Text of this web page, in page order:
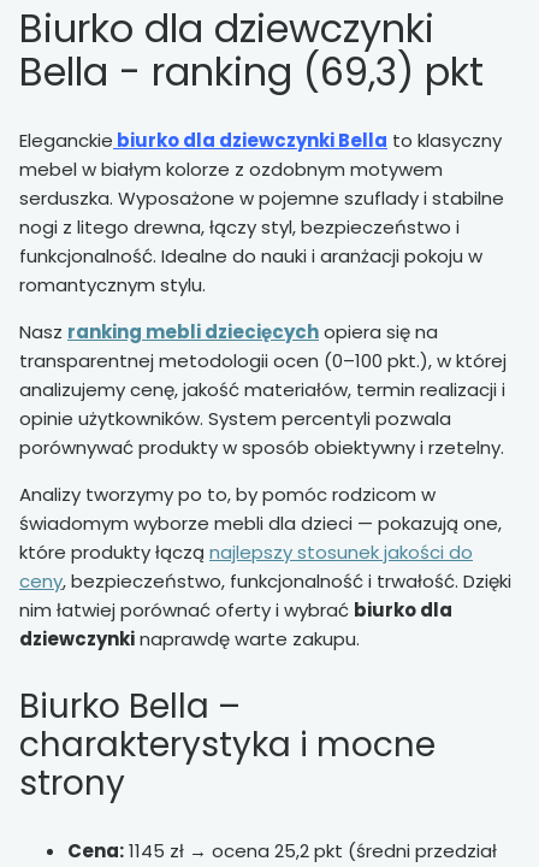
Biurko dla dziewczynki
Bella - ranking (69,3) pkt
Eleganckie biurko dla dziewczynki Bella to klasyczny
mebel w białym kolorze z ozdobnym motywem
serduszka. Wyposażone w pojemne szuflady i stabilne
nogi z litego drewna, łączy styl, bezpieczeństwo i
funkcjonalność. Idealne do nauki i aranżacji pokoju w
romantycznym stylu.
Nasz ranking mebli dziecięcychopiera się na
transparentnej metodologii ocen (0–100 pkt.), w której
analizujemy cenę, jakość materiałów, termin realizacji i
opinie użytkowników. System percentyli pozwala
porównywać produkty w sposób obiektywny i rzetelny.
Analizy tworzymy po to, by pomóc rodzicom w
świadomym wyborze mebli dla dzieci — pokazują one,
które produkty łączą najlepszy stosunek jakości do
ceny, bezpieczeństwo, funkcjonalność i trwałość. Dzięki
nim łatwiej porównać oferty i wybrać biurko dla
dziewczynkinaprawdę warte zakupu.
Biurko Bella –
charakterystyka i mocne
strony
Cena:1145 zł → ocena 25,2 pkt (średni przedział